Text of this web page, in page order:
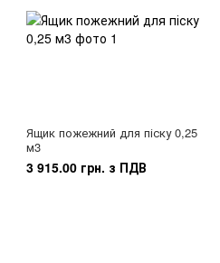
Ящик пожежний для піску 0,25
м3
3 915.00 грн. з ПДВ